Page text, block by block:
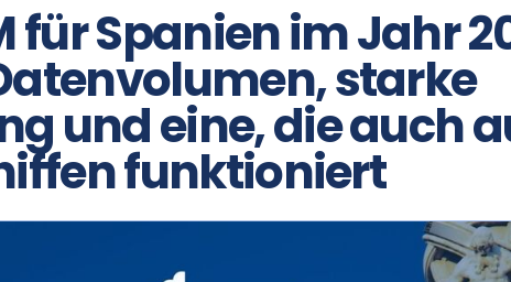
für Spanien im Jahr
starke
und eine, die auch
funktioniert